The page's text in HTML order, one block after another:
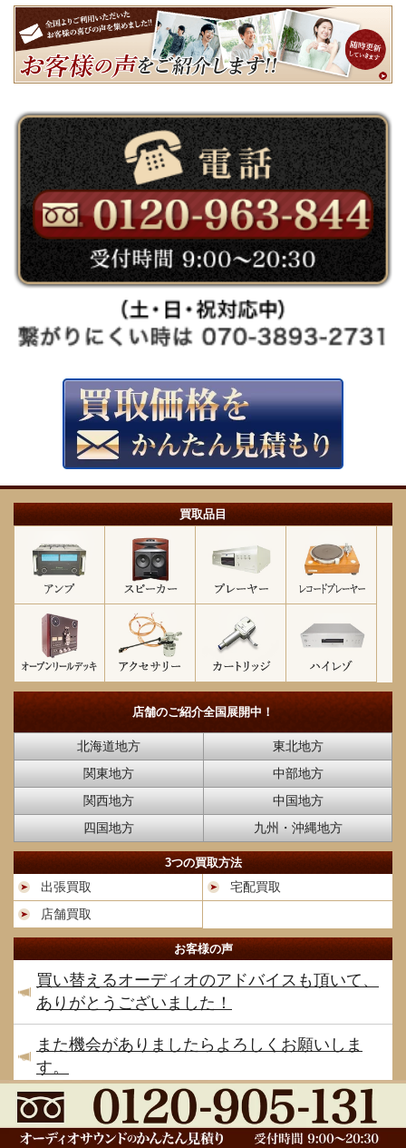
買取品目
店舗のご紹介全国展開中！
北海道地方
東北地方
関東地方
中部地方
関西地方
中国地方
四国地方
九州・沖縄地方
3つの買取方法
出張買取
宅配買取
店舗買取
お客様の声
買い替えるオーディオのアドバイスも頂いて、
ありがとうございました！
また機会がありましたらよろしくお願いしま
す。
サブウーファーの買取りをお願いしました